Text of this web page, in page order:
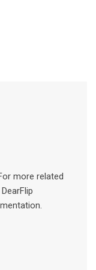
more related